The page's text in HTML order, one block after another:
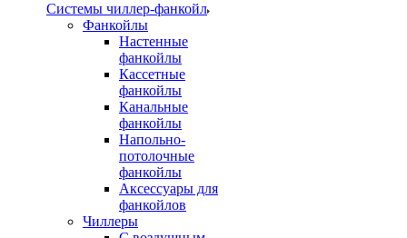
Системы чиллер-фанкойл
Фанкойлы
Настенные
фанкойлы
Кассетные
фанкойлы
Канальные
фанкойлы
Напольно-
потолочные
фанкойлы
Аксессуары для
фанкойлов
Чиллеры